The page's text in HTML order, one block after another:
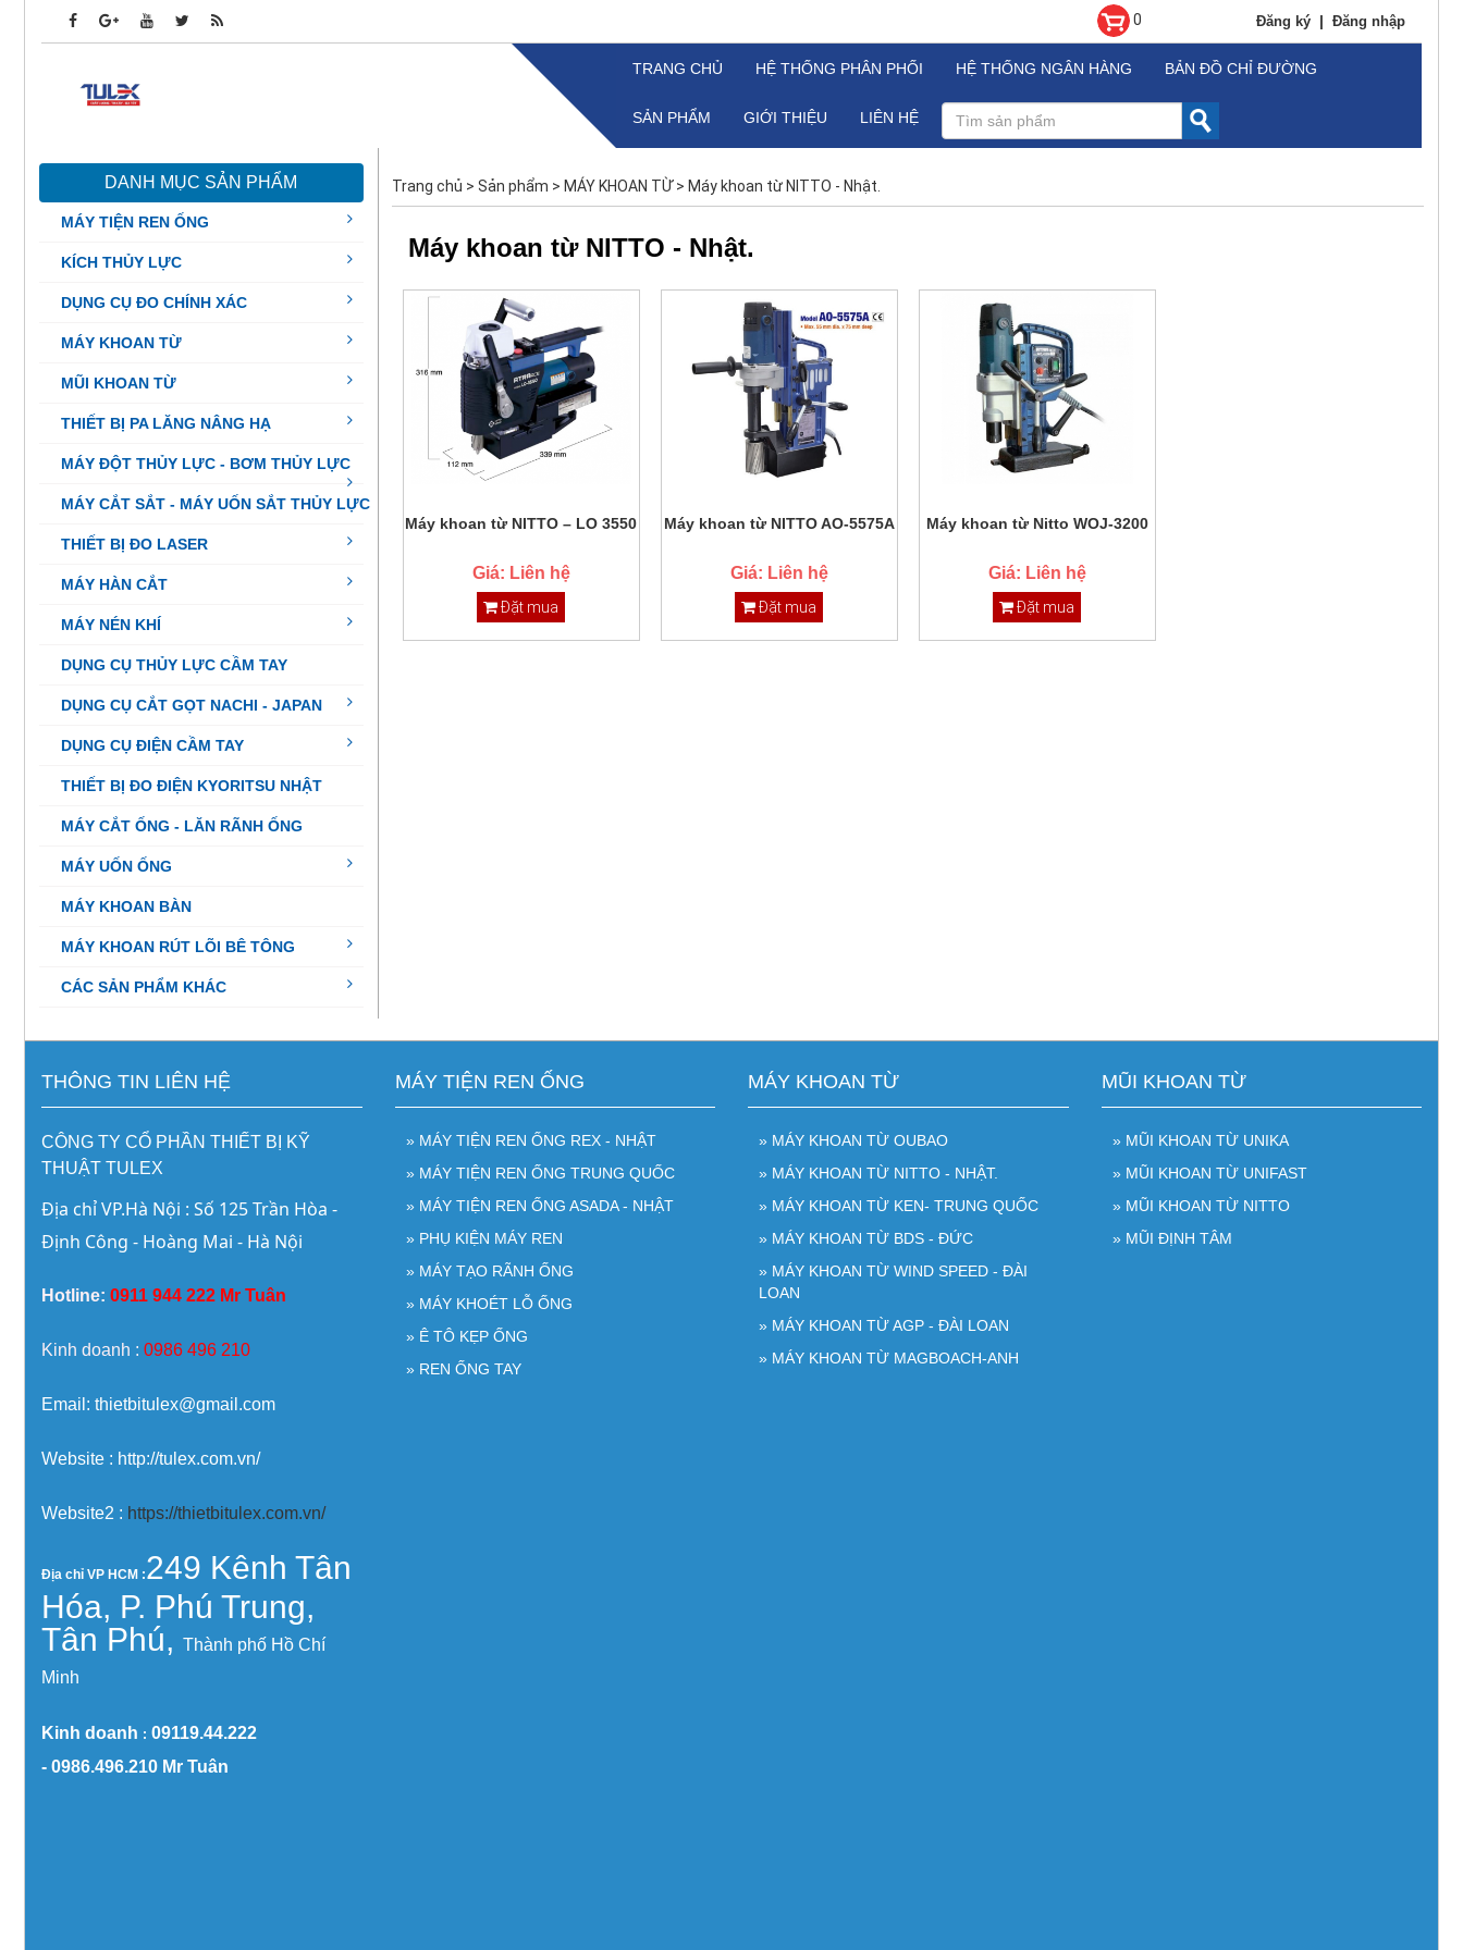
Đăng ký| Đăng nhập
0
TRANG CHỦ HỆ THỐNG PHÂN PHỐI HỆ THỐNG NGÂN HÀNG BẢN ĐỒ CHỈ ĐƯỜNG
SẢN PHẨM GIỚI THIỆU LIÊN HỆ
DANH MỤC SẢN PHẨM
MÁY TIỆN REN ỐNG
KÍCH THỦY LỰC
DỤNG CỤ ĐO CHÍNH XÁC
MÁY KHOAN TỪ
MŨI KHOAN TỪ
THIẾT BỊ PA LĂNG NÂNG HẠ
MÁY ĐỘT THỦY LỰC - BƠM THỦY LỰC
MÁY CẮT SẮT - MÁY UỐN SẮT THỦY LỰC
THIẾT BỊ ĐO LASER
MÁY HÀN CẮT
MÁY NÉN KHÍ
DỤNG CỤ THỦY LỰC CẦM TAY
DỤNG CỤ CẮT GỌT NACHI - JAPAN
DỤNG CỤ ĐIỆN CẦM TAY
THIẾT BỊ ĐO ĐIỆN KYORITSU NHẬT
MÁY CẮT ỐNG - LĂN RÃNH ỐNG
MÁY UỐN ỐNG
MÁY KHOAN BÀN
MÁY KHOAN RÚT LÕI BÊ TÔNG
CÁC SẢN PHẨM KHÁC
Trang chủ >Sản phẩm > MÁY KHOAN TỪ> Máy khoan từ NITTO - Nhật.
Máy khoan từ NITTO - Nhật.
Máy khoan từ NITTO – LO 3550
Giá: Liên hệ
Đặt mua
Máy khoan từ NITTO AO-5575A
Giá: Liên hệ
Đặt mua
Máy khoan từ Nitto WOJ-3200
Giá: Liên hệ
Đặt mua
THÔNG TIN LIÊN HỆ
CÔNG TY CỔ PHẦN THIẾT BỊ KỸ
THUẬT TULEX
Địa chỉ VP.Hà Nội : Số 125 Trần Hòa -
Định Công - Hoàng Mai - Hà Nội
Hotline: 0911 944 222 Mr Tuân
Kinh doanh : 0986 496 210
Email: thietbitulex@gmail.com
Website : http://tulex.com.vn/
Website2 : https://thietbitulex.com.vn/
Địa chỉ VP HCM :249 Kênh Tân
Hóa, P. Phú Trung,
Tân Phú, Thành phố Hồ Chí
Minh
Kinh doanh : 09119.44.222
- 0986.496.210 Mr Tuân
MÁY TIỆN REN ỐNG
» MÁY TIỆN REN ỐNG REX - NHẬT
» MÁY TIỆN REN ỐNG TRUNG QUỐC
» MÁY TIỆN REN ỐNG ASADA - NHẬT
» PHỤ KIỆN MÁY REN
» MÁY TẠO RÃNH ỐNG
» MÁY KHOÉT LỖ ỐNG
» Ê TÔ KẸP ỐNG
» REN ỐNG TAY
MÁY KHOAN TỪ
» MÁY KHOAN TỪ OUBAO
» MÁY KHOAN TỪ NITTO - NHẬT.
» MÁY KHOAN TỪ KEN- TRUNG QUỐC
» MÁY KHOAN TỪ BDS - ĐỨC
» MÁY KHOAN TỪ WIND SPEED - ĐÀI
LOAN
» MÁY KHOAN TỪ AGP - ĐÀI LOAN
» MÁY KHOAN TỪ MAGBOACH-ANH
MŨI KHOAN TỪ
» MŨI KHOAN TỪ UNIKA
» MŨI KHOAN TỪ UNIFAST
» MŨI KHOAN TỪ NITTO
» MŨI ĐỊNH TÂM